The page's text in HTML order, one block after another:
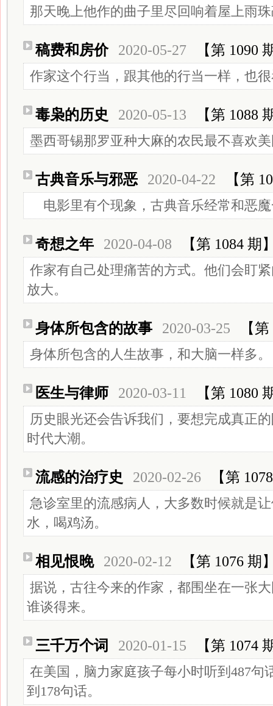
那天晚上他作的曲子里尽回响着屋上雨
稿费和房价 2020-05-27 【第 1090
作家这个行当，跟其他的行当一样，也
毒枭的历史 2020-05-13 【第 1088
墨西哥锡那罗亚种大麻的农民最不喜欢
古典音乐与邪恶 2020-04-22 【第
电影里有个现象，古典音乐经常和恶
奇想之年 2020-04-08 【第 1084 期
作家有自己处理痛苦的方式。他们会盯
放大。
身体所包含的故事 2020-03-25 【
身体所包含的人生故事，和大脑一样多。
医生与律师 2020-03-11 【第 1080
历史眼光还会告诉我们，要想完成真正
时代大潮。
流感的治疗史 2020-02-26 【第
急诊室里的流感病人，大多数时候就是
水，喝鸡汤。
相见恨晚 2020-02-12 【第 1076 期
据说，古往今来的作家，都围坐在一张
谁谈得来。
三千万个词 2020-01-15 【第 1074
在美国，脑力家庭孩子每小时听到487句
到178句话。